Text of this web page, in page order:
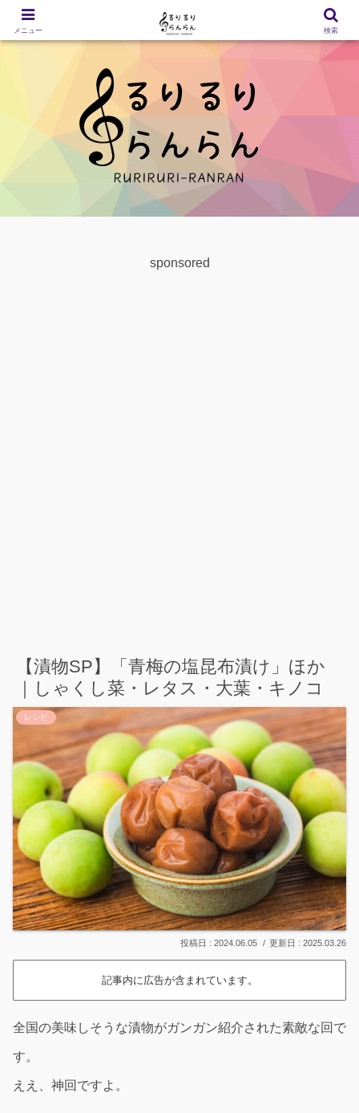
sponsored
【漬物SP】「青梅の塩昆布漬け」ほか
｜しゃくし菜・レタス・大葉・キノコ
レシピ
2024.06.05 2025.03.26
記事内に広告が含まれています。
全国の美味しそうな漬物がガンガン紹介された素敵な回で
す。
ええ、神回ですよ。
メニュー 検索